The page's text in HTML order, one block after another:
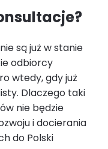
są już w stanie
odbiorcy
wtedy, gdy już
Dlaczego taki
nie będzie
i docierania
do Polski